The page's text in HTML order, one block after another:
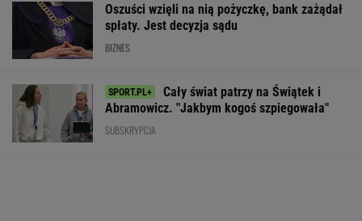
Oszuści wzięli na nią pożyczkę, bank zażądał
spłaty. Jest decyzja sądu
BIZNES
Cały świat patrzy na Świątek i
Abramowicz. "Jakbym kogoś szpiegowała"
SUBSKRYPCJA